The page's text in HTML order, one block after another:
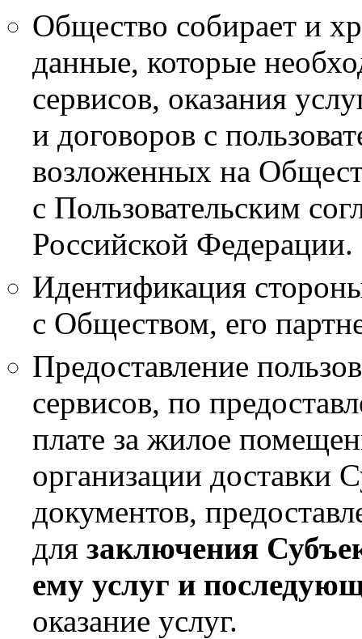
Общество собирает и
данные, которые
сервисов, оказания
и договоров с
возложенных на
с Пользовательским
Российской Федерации.
Идентификация
с Обществом, его
Предоставление
сервисов, по
плате за жилое
организации доставки
документов,
для заключения
ему услуг и
оказание услуг.